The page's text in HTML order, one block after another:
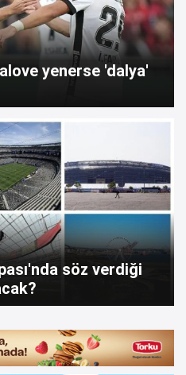
yenerse 'dalya'
söz verdiği